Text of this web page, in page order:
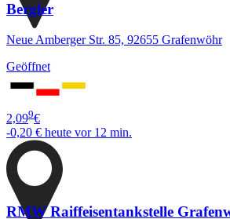
Bergler
Neue Amberger Str. 85, 92655 Grafenwöhr
Geöffnet
2,099€
-0,20 € heute vor 12 min.
RMW Raiffeisentankstelle